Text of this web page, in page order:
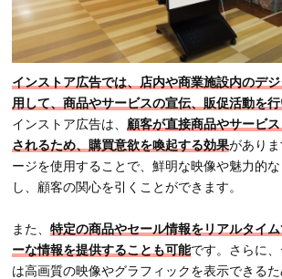
インストア広告では、店内や商業施設内のデ
用して、商品やサービスの宣伝、販促活動を行
インストア広告は、 顧客が直接商品やサービ
されるため、購買意欲を喚起する効果があり
ージを使用することで、鮮明な映像や魅力的
し、顧客の関心を引くことができます。
また、特定の商品やセール情報をリアルタイ
ーな情報を提供することも可能です。さらに
は高画質の映像やグラフィックを表示できる